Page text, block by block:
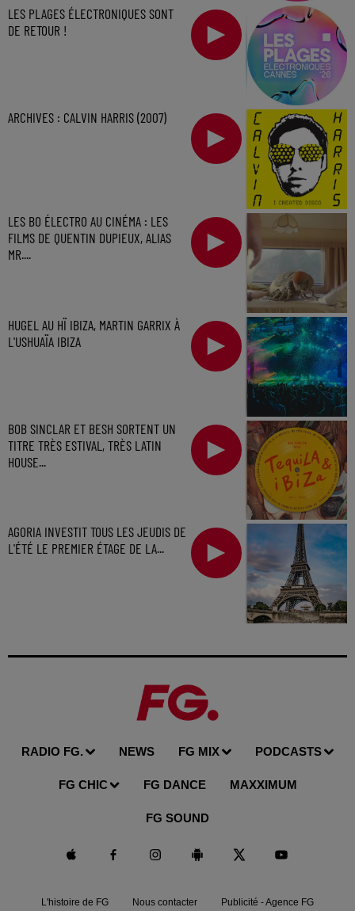
LES PLAGES ÉLECTRONIQUES SONT
DE RETOUR !
ARCHIVES : CALVIN HARRIS (2007)
LES BO ÉLECTRO AU CINÉMA : LES
FILMS DE QUENTIN DUPIEUX, ALIAS
MR....
HUGEL AU HÏ IBIZA, MARTIN GARRIX À
L'USHUAÏA IBIZA
BOB SINCLAR ET BESH SORTENT UN
TITRE TRÈS ESTIVAL, TRÈS LATIN
HOUSE...
AGORIA INVESTIT TOUS LES JEUDIS DE
L'ÉTÉ LE PREMIER ÉTAGE DE LA...
RADIO FG. NEWS FG MIX PODCASTS
FG CHIC FG DANCE MAXXIMUM
FG SOUND
L'histoire de FG Nous contacter Publicité - Agence FG